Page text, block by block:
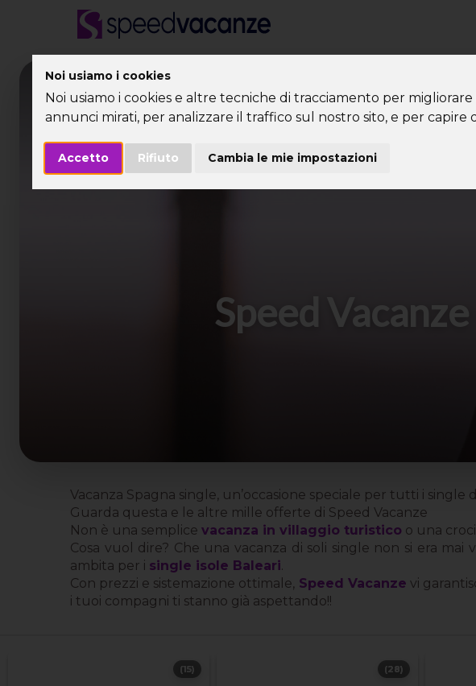
Noi usiamo i cookies
Noi usiamo i cookies e altre tecniche di tracciamento per
annunci mirati, per analizzare il traffico sul nostro sito, e per capire
Accetto Rifiuto Cambia le mie impostazioni
Speed
Vacanza Spagna single, un’occasione speciale per tutti i single
Guarda questa e le altre mille offerte di Speed Vacanze
Non è una semplice vacanza in villaggio turistico o una
Cosa vuol dire? Che una vacanza di soli single non si era
ambita per i single isole Baleari
Con prezzi e sistemazione ottimale, Speed Vacanze vi
i tuoi compagni ti stanno già aspettando!!
(15) (28)